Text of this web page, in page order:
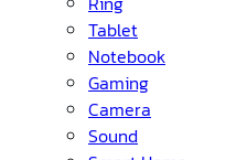
Tablet
Notebook
Gaming
Camera
Sound